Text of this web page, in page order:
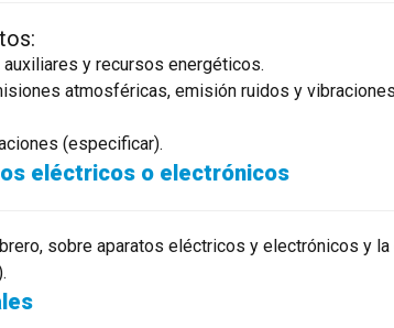
y recursos energéticos.
atmosféricas, emisión ruidos y
(especificar).
eléctricos o electrónicos
sobre aparatos eléctricos y electrónicos y